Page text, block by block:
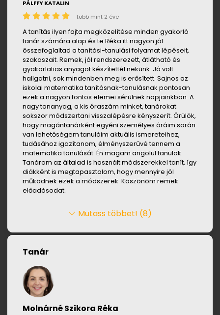
PÁLFFY KATALIN
több mint 2 éve
A tanítás ilyen fajta megközelítése minden gyakorló
tanár számára alap és te Réka itt nagyon jól
összefoglaltad a tanítási-tanulási folyamat lépéseit,
szakaszait. Remek, jól rendszerezett, átlátható és
gyakorlatias anyagot készítettél nekünk. Jó volt
hallgatni, sok mindenben meg is erősített. Sajnos az
iskolai matematika tanításnak-tanulásnak pontosan
ezek a nagyon fontos elemei sérülnek napjainkban. A
nagy tananyag, a kis óraszám minket, tanárokat
sokszor módszertani visszalépésre kényszerít. Örülök,
hogy magántanárként egyéni személyes óráim során
van lehetőségem tanulóim aktuális ismereteihez,
tudásához igazítanom, élményszerűvé tennem a
matematika tanulását. Én magam angolul tanulok.
Tanárom az általad is használt módszerekkel tanít, így
diákként is megtapasztalom, hogy mennyire jól
működnek ezek a módszerek. Köszönöm remek
előadásodat.
Mutass többet! (8)
Tanár
Molnárné Szikora Réka